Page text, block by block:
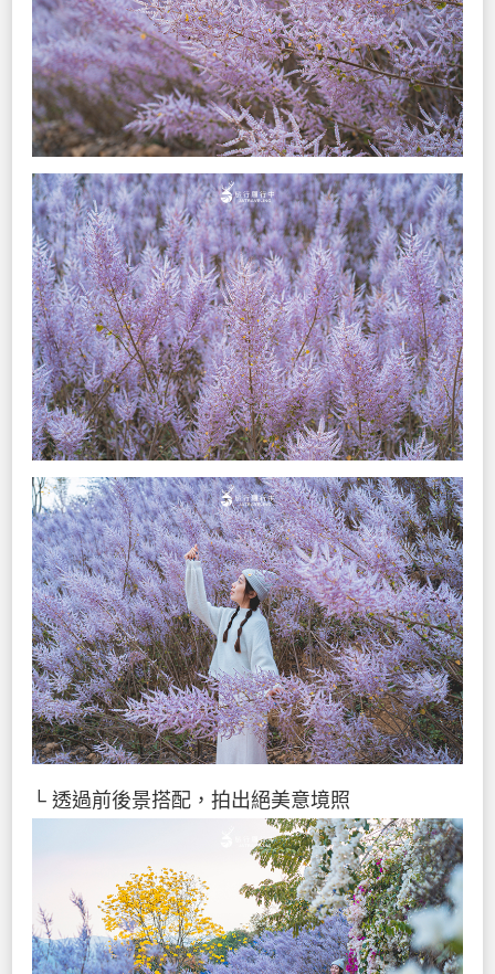
└ 透過前後景搭配，拍出絕美意境照